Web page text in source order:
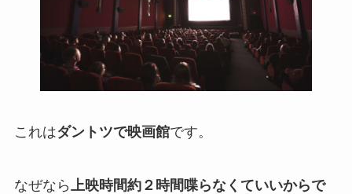
これはダントツで映画館です。
なぜなら
上映時間約２時間喋らなくていいからで